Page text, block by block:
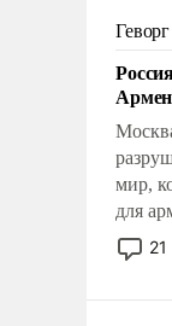
перед
мир,
для
Мир, где